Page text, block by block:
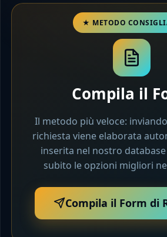
Compila il
Il metodo più veloce:
richiesta viene elaborata
inserita nel nostro
subito le opzioni migliori
Compila il Form di